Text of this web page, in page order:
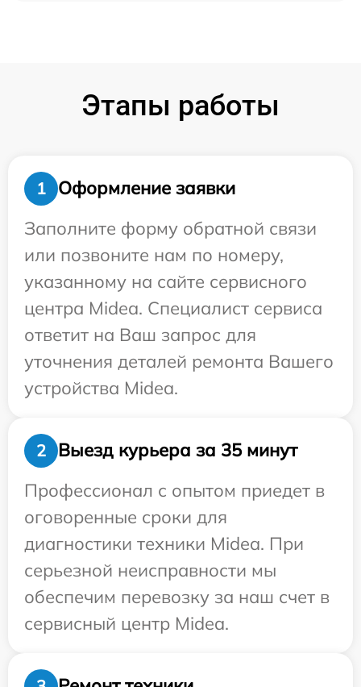
Этапы работы
1
Оформление заявки
Заполните форму обратной связи
или позвоните нам по номеру,
указанному на сайте сервисного
центра Midea. Специалист сервиса
ответит на Ваш запрос для
уточнения деталей ремонта Вашего
устройства Midea.
2
Выезд курьера за 35 минут
Профессионал с опытом приедет в
оговоренные сроки для
диагностики техники Midea. При
серьезной неисправности мы
обеспечим перевозку за наш счет в
сервисный центр Midea.